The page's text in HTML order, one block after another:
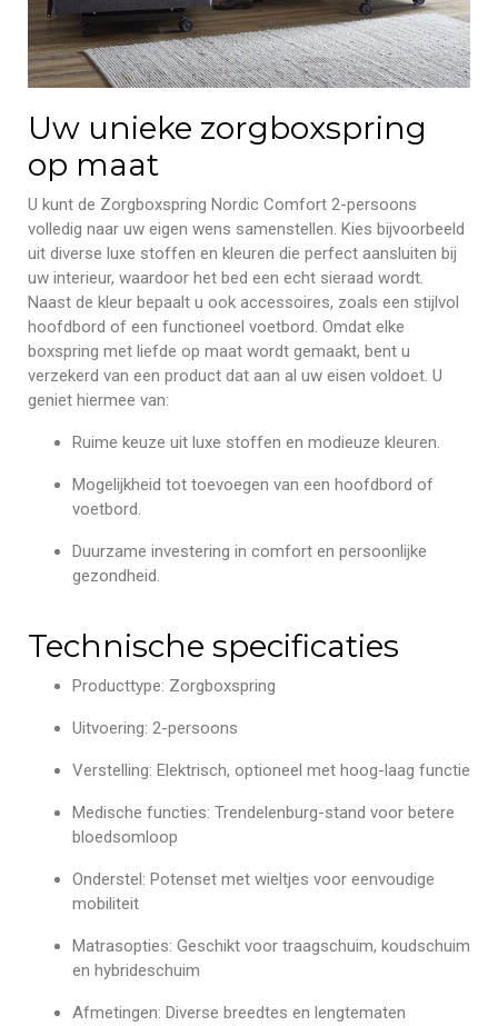
Uw unieke zorgboxspring
op maat
U kunt de Zorgboxspring Nordic Comfort 2-persoons
volledig naar uw eigen wens samenstellen. Kies bijvoorbeeld
uit diverse luxe stoffen en kleuren die perfect aansluiten bij
uw interieur, waardoor het bed een echt sieraad wordt.
Naast de kleur bepaalt u ook accessoires, zoals een stijlvol
hoofdbord of een functioneel voetbord. Omdat elke
boxspring met liefde op maat wordt gemaakt, bent u
verzekerd van een product dat aan al uw eisen voldoet. U
geniet hiermee van:
Ruime keuze uit luxe stoffen en modieuze kleuren.
Mogelijkheid tot toevoegen van een hoofdbord of
voetbord.
Duurzame investering in comfort en persoonlijke
gezondheid.
Technische specificaties
Producttype: Zorgboxspring
Uitvoering: 2-persoons
Verstelling: Elektrisch, optioneel met hoog-laag functie
Medische functies: Trendelenburg-stand voor betere
bloedsomloop
Onderstel: Potenset met wieltjes voor eenvoudige
mobiliteit
Matrasopties: Geschikt voor traagschuim, koudschuim
en hybrideschuim
Afmetingen: Diverse breedtes en lengtematen